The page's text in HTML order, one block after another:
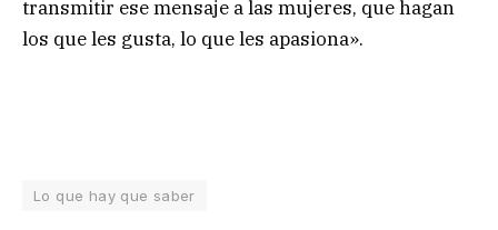
transmitir ese mensaje a las mujeres, que hagan
los que les gusta, lo que les apasiona».
Lo que hay que saber